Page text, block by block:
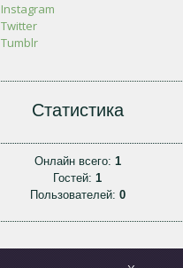
Instagram
Twitter
Tumblr
Статистика
Онлайн всего: 1
Гостей:1
Пользователей: 0